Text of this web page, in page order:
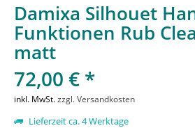
Damixa Silhouet
Funktionen Rub
matt
72,00 € *
inkl. MwSt.zzgl. Versandkosten
Lieferzeit ca. 4 Werktage